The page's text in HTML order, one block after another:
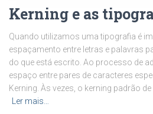
Kerning e as
Quando utilizamos uma tipografia é
espaçamento entre letras e palavras
do que está escrito. Ao processo de
espaço entre pares de caracteres
Kerning. Às vezes, o kerning padrão
Ler mais…